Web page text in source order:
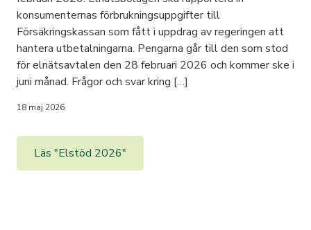
konsumenternas förbrukningsuppgifter till
Försäkringskassan som fått i uppdrag av regeringen att
hantera utbetalningarna. Pengarna går till den som stod
för elnätsavtalen den 28 februari 2026 och kommer ske i
juni månad. Frågor och svar kring […]
18 maj 2026
Läs "Elstöd 2026"